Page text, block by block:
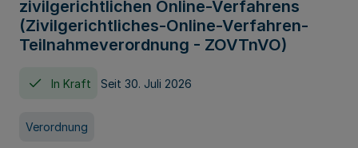
zivilgerichtlichen Online-Verfahrens
(Zivilgerichtliches-Online-Verfahren-
Teilnahmeverordnung - ZOVTnVO)
In Kraft Seit 30. Juli 2026
Verordnung